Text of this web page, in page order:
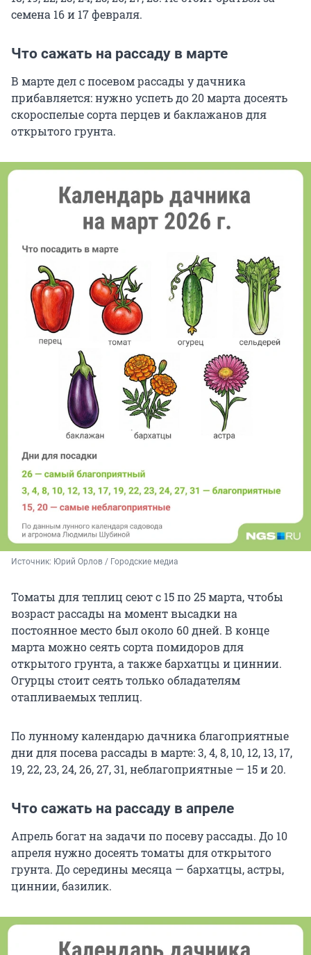
семена 16 и 17 февраля.
Что сажать на рассаду в марте
В марте дел с посевом рассады у дачника
прибавляется: нужно успеть до 20 марта досеять
скороспелые сорта перцев и баклажанов для
открытого грунта.
Источник: Юрий Орлов / Городские медиа
Томаты для теплиц сеют с 15 по 25 марта, чтобы
возраст рассады на момент высадки на
постоянное место был около 60 дней. В конце
марта можно сеять сорта помидоров для
открытого грунта, а также бархатцы и циннии.
Огурцы стоит сеять только обладателям
отапливаемых теплиц.
По лунному календарю дачника благоприятные
дни для посева рассады в марте: 3, 4, 8, 10, 12, 13, 17,
19, 22, 23, 24, 26, 27, 31, неблагоприятные — 15 и 20.
Что сажать на рассаду в апреле
Апрель богат на задачи по посеву рассады. До 10
апреля нужно досеять томаты для открытого
грунта. До середины месяца — бархатцы, астры,
циннии, базилик.